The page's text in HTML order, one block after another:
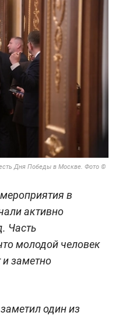
Дня Победы в Москве. Фото ©
в
активно
Часть
молодой человек
и заметно
заметил один из